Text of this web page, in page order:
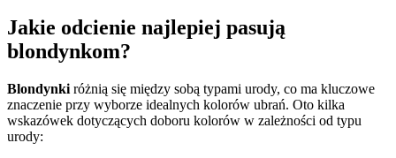
Jakie odcienie najlepiej pasują
blondynkom?
Blondynki różnią się między sobą typami urody, co ma kluczowe
znaczenie przy wyborze idealnych kolorów ubrań. Oto kilka
wskazówek dotyczących doboru kolorów w zależności od typu
urody: